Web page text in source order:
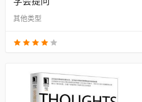
其他类型